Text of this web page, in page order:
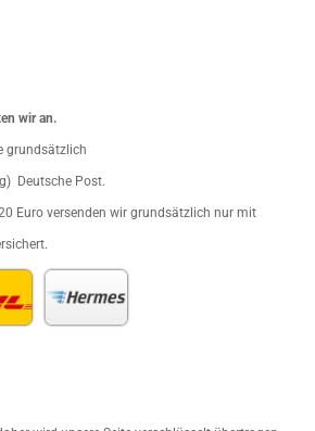
wir an.
grundsätzlich
Deutsche Post.
Euro versenden wir grundsätzlich nur mit